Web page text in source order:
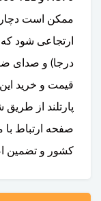
ممکن است
ارتجاعی شود
درجا) و صدای
قیمت و خرید
پارتلند از
صفحه ارتباط
کشور و تضمین